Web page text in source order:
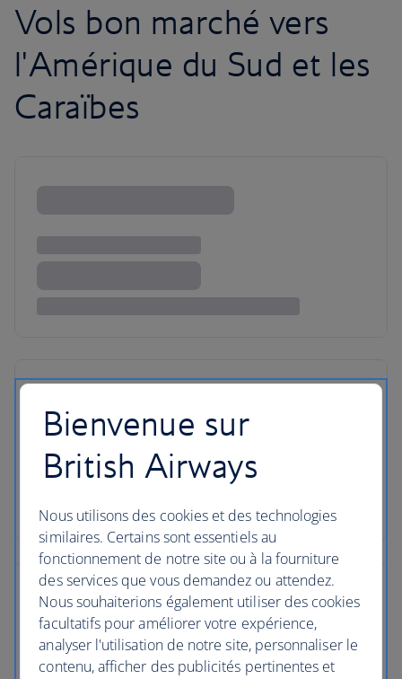
Vols bon marché vers
l'Amérique du Sud et les
Caraïbes
Bienvenue sur
British Airways
Nous utilisons des cookies et des technologies
similaires. Certains sont essentiels au
fonctionnement de notre site ou à la fourniture
des services que vous demandez ou attendez.
Nous souhaiterions également utiliser des cookies
facultatifs pour améliorer votre expérience,
analyser l'utilisation de notre site, personnaliser le
contenu, afficher des publicités pertinentes et